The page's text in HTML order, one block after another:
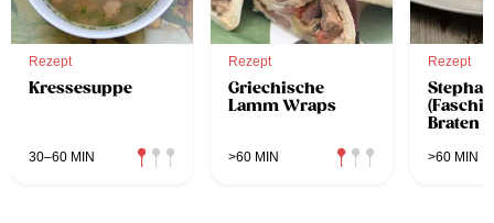
Rezept
Kressesuppe
30–60 MIN
Rezept
Griechische
Lamm Wraps
>60 MIN
Rezept
Braten
>60 MIN